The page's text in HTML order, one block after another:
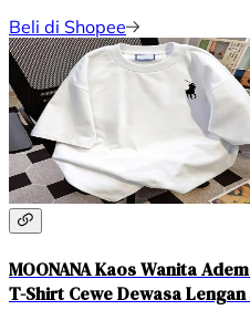
Beli di Shopee
MOONANA Kaos Wanita
T-Shirt Cewe Dewasa Lengan